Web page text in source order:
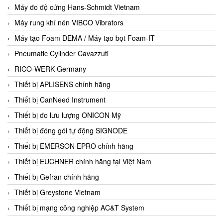
Máy đo độ cứng Hans-Schmidt Vietnam
Máy rung khí nén VIBCO Vibrators
Máy tạo Foam DEMA / Máy tạo bọt Foam-IT
Pneumatic Cylinder Cavazzuti
RICO-WERK Germany
Thiết bị APLISENS chính hãng
Thiết bị CanNeed Instrument
Thiết bị đo lưu lượng ONICON Mỹ
Thiết bị đóng gói tự động SIGNODE
Thiết bị EMERSON EPRO chính hãng
Thiết bị EUCHNER chính hãng tại Việt Nam
Thiết bị Gefran chính hãng
Thiết bị Greystone Vietnam
Thiết bị mạng công nghiệp AC&T System